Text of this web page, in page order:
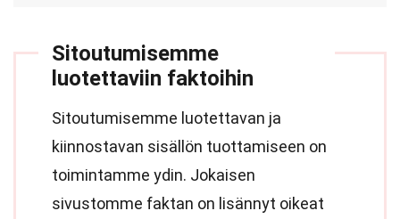
Sitoutumisemme
luotettaviin faktoihin
Sitoutumisemme luotettavan ja
kiinnostavan sisällön tuottamiseen on
toimintamme ydin. Jokaisen
sivustomme faktan on lisännyt oikeat